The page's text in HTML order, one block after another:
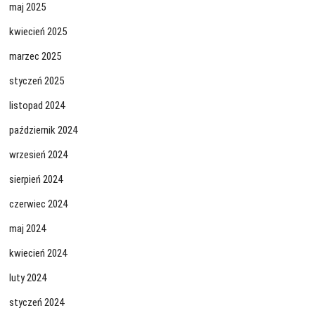
maj 2025
kwiecień 2025
marzec 2025
styczeń 2025
listopad 2024
październik 2024
wrzesień 2024
sierpień 2024
czerwiec 2024
maj 2024
kwiecień 2024
luty 2024
styczeń 2024